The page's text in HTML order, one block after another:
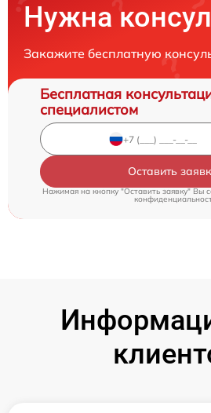
Нужна
Закажите бесплатную
Бесплатная
специалистом
Оставить
Нажимая на кнопку "Оставить заявку" Вы